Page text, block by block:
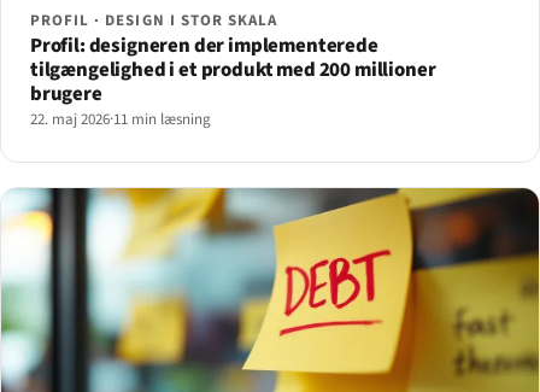
PROFIL · DESIGN I STOR SKALA
Profil: designeren der implementerede
tilgængelighed i et produkt med 200 millioner
brugere
22. maj 2026·11 min læsning